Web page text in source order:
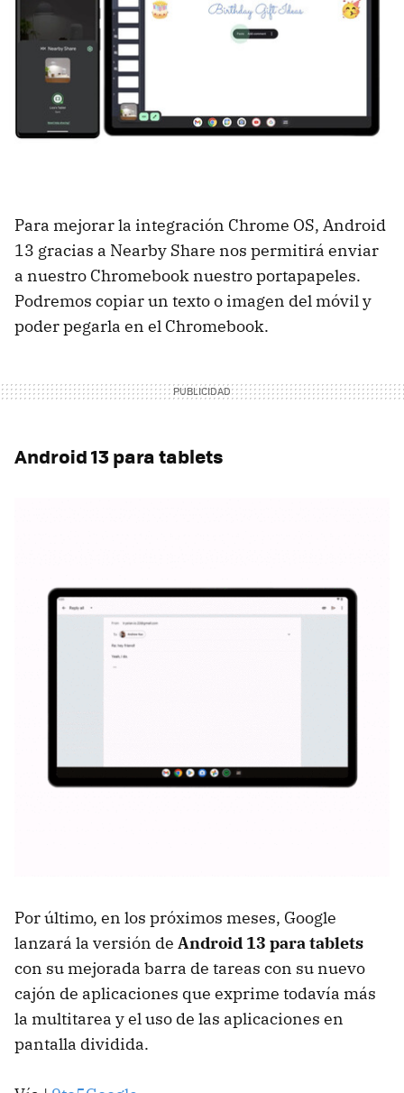
Para mejorar la integración Chrome OS, Android
13 gracias a Nearby Share nos permitirá enviar
a nuestro Chromebook nuestro portapapeles.
Podremos copiar un texto o imagen del móvil y
poder pegarla en el Chromebook.
Android 13 para tablets
Por último, en los próximos meses, Google
lanzará la versión de Android 13 para tablets
con su mejorada barra de tareas con su nuevo
cajón de aplicaciones que exprime todavía más
la multitarea y el uso de las aplicaciones en
pantalla dividida.